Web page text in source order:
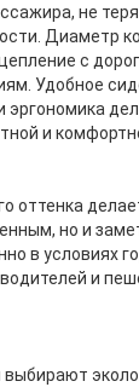
не
Диаметр
с
Удобное
эргономика
и
оттенка
но и
в условиях
и